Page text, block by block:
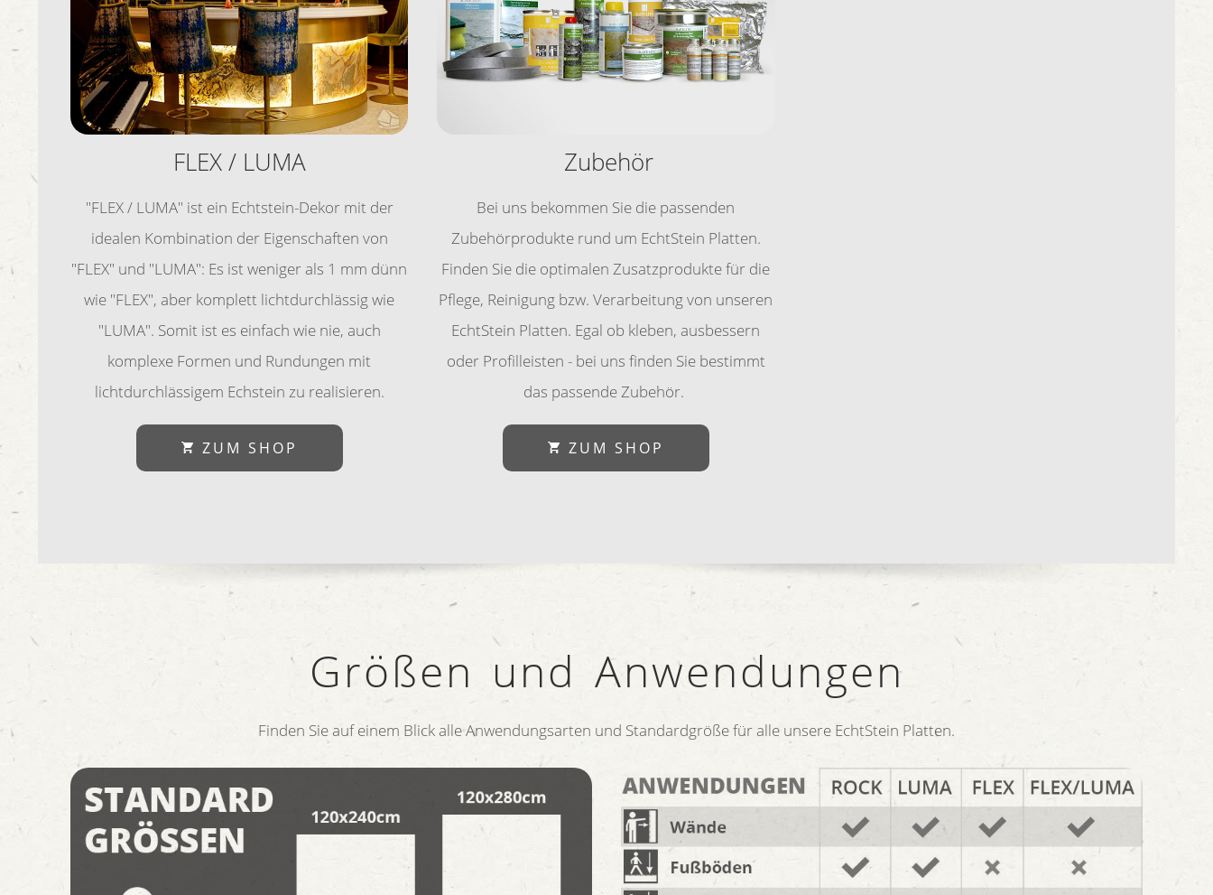
FLEX / LUMA
"FLEX / LUMA" ist ein Echtstein-Dekor mit der
idealen Kombination der Eigenschaften von
"FLEX" und "LUMA": Es ist weniger als 1 mm dünn
wie "FLEX", aber komplett lichtdurchlässig wie
"LUMA". Somit ist es einfach wie nie, auch
komplexe Formen und Rundungen mit
lichtdurchlässigem Echstein zu realisieren.
ZUM SHOP
Zubehör
Bei uns bekommen Sie die passenden
Zubehörprodukte rund um EchtStein Platten.
Finden Sie die optimalen Zusatzprodukte für die
Pflege, Reinigung bzw. Verarbeitung von unseren
EchtStein Platten. Egal ob kleben, ausbessern
oder Profilleisten - bei uns finden Sie bestimmt
das passende Zubehör.
ZUM SHOP
Größen und Anwendungen
Finden Sie auf einem Blick alle Anwendungsarten und Standardgröße für alle unsere EchtStein Platten.